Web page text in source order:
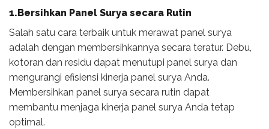
1.Bersihkan Panel Surya secara Rutin
Salah satu cara terbaik untuk merawat panel surya
adalah dengan membersihkannya secara teratur. Debu,
kotoran dan residu dapat menutupi panel surya dan
mengurangi efisiensi kinerja panel surya Anda.
Membersihkan panel surya secara rutin dapat
membantu menjaga kinerja panel surya Anda tetap
optimal.